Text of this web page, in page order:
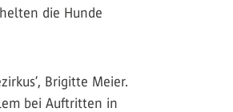
die Hunde
Brigitte Meier.
bei Auftritten in